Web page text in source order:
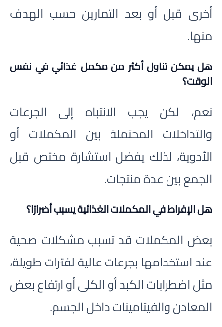
أخرى قبل أو بعد التمارين حسب الهدف
منها.
هل يمكن تناول أكثر من مكمل غذائي في نفس
الوقت؟
نعم، لكن يجب الانتباه إلى الجرعات
والتداخلات المحتملة بين المكملات أو
الأدوية، لذلك يفضل استشارة مختص قبل
الجمع بين عدة منتجات.
هل الإفراط في المكملات الغذائية يسبب أضرارًا؟
بعض المكملات قد تسبب مشكلات صحية
عند استخدامها بجرعات عالية لفترات طويلة،
مثل اضطرابات الكبد أو الكلى أو ارتفاع بعض
المعادن والفيتامينات داخل الجسم.